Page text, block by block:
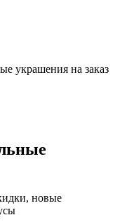
украшения на заказ
новые